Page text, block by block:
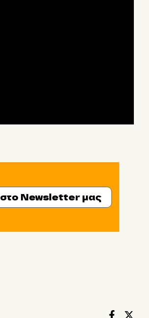
Newsletter μας